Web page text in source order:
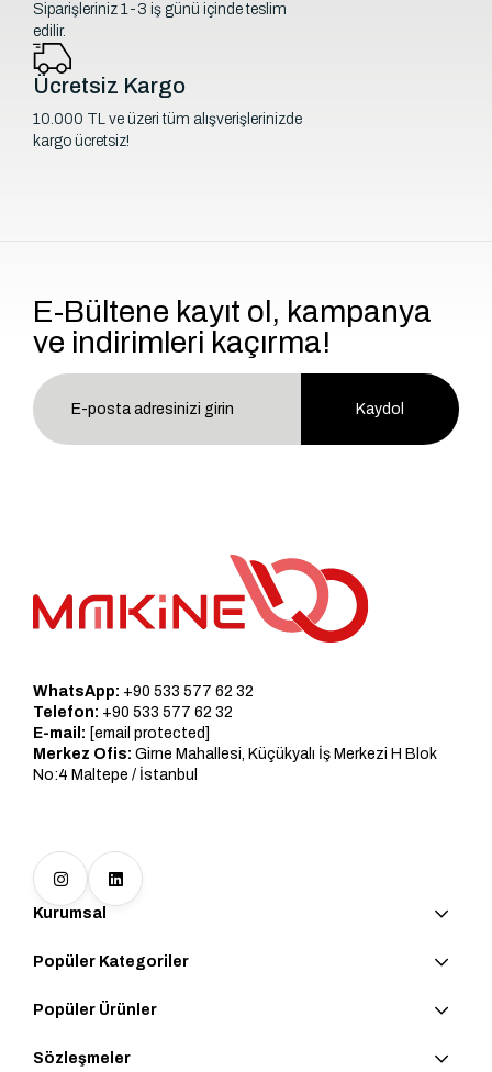
Siparişleriniz 1-3 iş günü içinde teslim
edilir.
Ücretsiz Kargo
10.000 TL ve üzeri tüm alışverişlerinizde
kargo ücretsiz!
E-Bültene kayıt ol, kampanya
ve indirimleri kaçırma!
Kaydol
WhatsApp: +90 533 577 62 32
Telefon: +90 533 577 62 32
E-mail: [email protected]
Merkez Ofis: Girne Mahallesi, Küçükyalı İş Merkezi H Blok
No:4 Maltepe / İstanbul
Kurumsal
Popüler Kategoriler
Popüler Ürünler
Sözleşmeler